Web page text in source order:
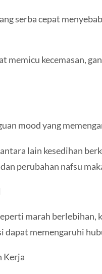
serba cepat
memicu kecemasan,
mood yang
lain kesedihan
perubahan nafsu
marah berlebihan,
dapat memengaruhi
Kerja